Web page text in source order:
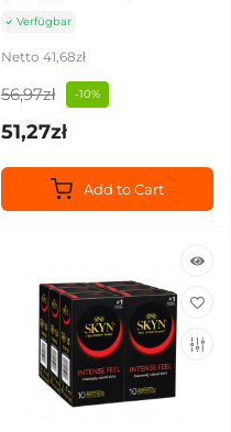
Verfügbar
Netto 41,68zł
56,97zł -10%
51,27zł
Add to Cart